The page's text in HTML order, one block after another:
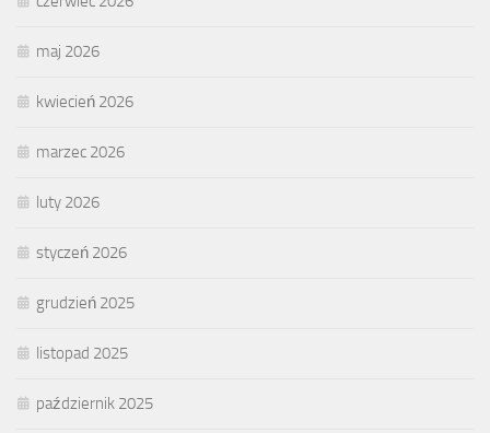
maj 2026
kwiecień 2026
marzec 2026
luty 2026
styczeń 2026
grudzień 2025
listopad 2025
październik 2025